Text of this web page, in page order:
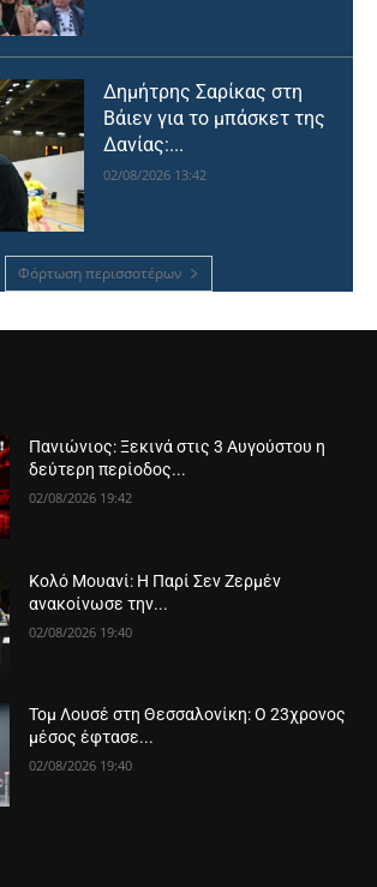
Δημήτρης Σαρίκας στη
Βάιεν για το μπάσκετ της
Δανίας:...
02/08/2026 13:42
Φόρτωση περισσοτέρων
Πανιώνιος: Ξεκινά στις 3 Αυγούστου η
δεύτερη περίοδος...
02/08/2026 19:42
Κολό Μουανί: Η Παρί Σεν Ζερμέν
ανακοίνωσε την...
02/08/2026 19:40
Τομ Λουσέ στη Θεσσαλονίκη: Ο 23χρονος
μέσος έφτασε...
02/08/2026 19:40